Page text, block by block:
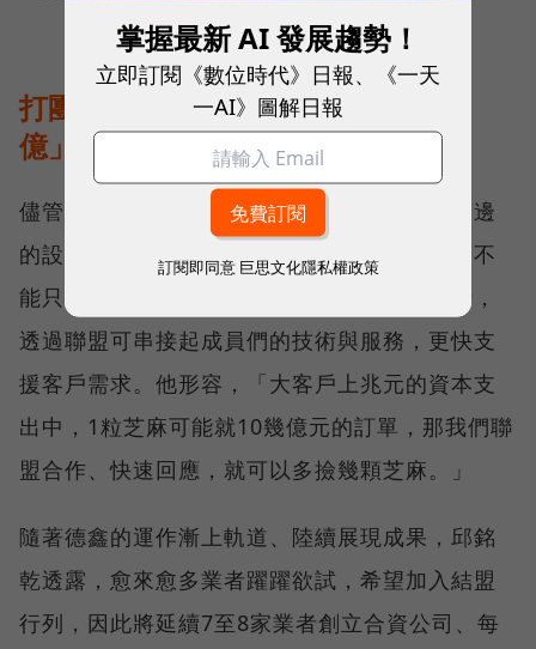
打團戰橫掃系統財，「1粒芝麻就10
億」
儘管外商為主的高階製造設備較難搶進，但周邊
的設備系統，台灣有切入機會。邱銘乾強調，不
能只作為產品供應者，必須是解決方案提供者，
透過聯盟可串接起成員們的技術與服務，更快支
援客戶需求。他形容，「大客戶上兆元的資本支
出中，1粒芝麻可能就10幾億元的訂單，那我們聯
盟合作、快速回應，就可以多撿幾顆芝麻。」
隨著德鑫的運作漸上軌道、陸續展現成果，邱銘
乾透露，愈來愈多業者躍躍欲試，希望加入結盟
行列，因此將延續7至8家業者創立合資公司、每
掌握最新 AI 發展趨勢！
立即訂閱《數位時代》日報、《一天
一AI》圖解日報
訂閱即同意 巨思文化隱私權政策